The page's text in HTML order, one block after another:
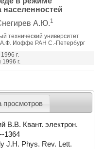
населенностей
А.Ю.1
технический университет
А.Ф. Иоффе РАН С.-Петербург
г.
г.
просмотров
В.В. Квант. электрон.
1364
J.H. Phys. Rev. Lett.